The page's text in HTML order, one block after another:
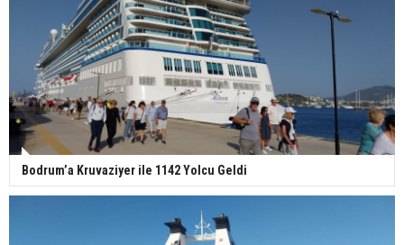
Bodrum’a Kruvaziyer ile 1142 Yolcu Geldi